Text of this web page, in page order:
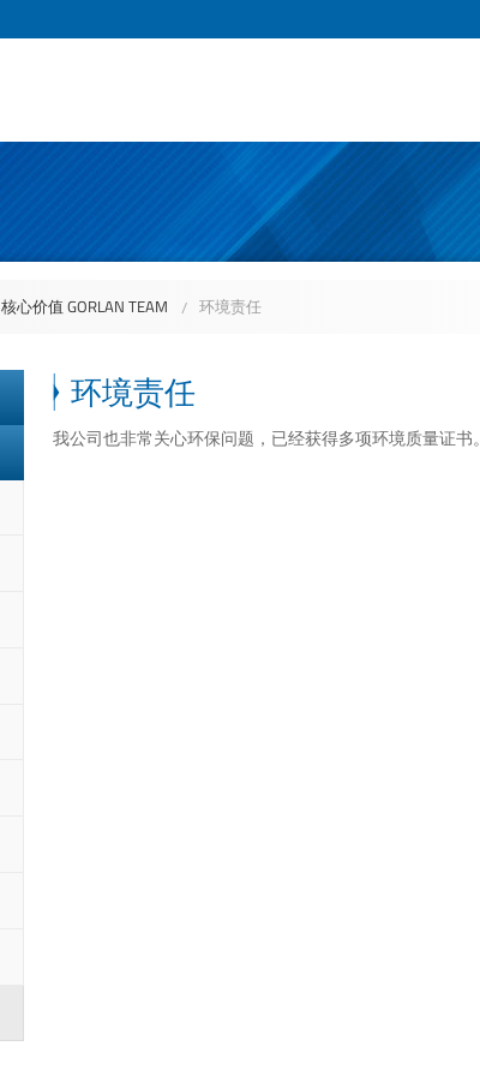
核心价值 GORLAN TEAM 环境责任
环境责任
我公司也非常关心环保问题，已经获得多项环境质量证书。